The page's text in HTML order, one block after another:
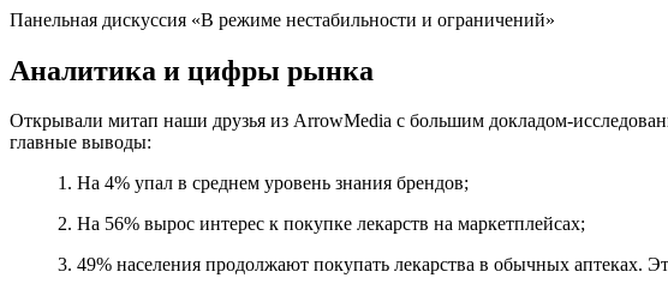
Панельная дискуссия «В режиме нестабильности и ограничений»
Аналитика и цифры рынка
Открывали митап наши друзья из ArrowMedia с большим докладом-
главные выводы:
1. На 4% упал в среднем уровень знания брендов;
2. На 56% вырос интерес к покупке лекарств на маркетплейсах;
3. 49% населения продолжают покупать лекарства в обычных аптеках.